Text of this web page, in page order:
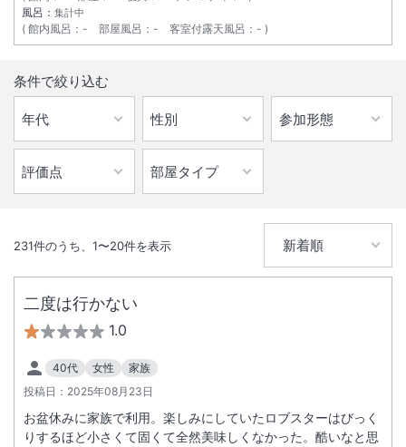
風呂： 集計中
館内風呂 ： - 部屋風呂 ： - 客室付露天風呂 ： -
条件で絞り込む
231件のうち、 1〜20件を表示
二度は行かない
1.0
40代 女性
家族
投稿日： 2025年08月23日
お盆休みに家族で利用。楽しみにしていたロブスターはびっく
りするほど小さくて固くて全然美味しくなかった。酷いなと思